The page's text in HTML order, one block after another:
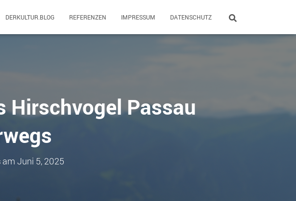
DERKULTUR.BLOG REFERENZEN IMPRESSUM DATENSCHUTZ
Hirschvogel Passau
am Juni 5, 2025